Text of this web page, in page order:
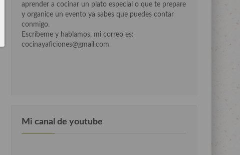
aprender a cocinar un plato especial o que te prepare
y organice un evento ya sabes que puedes contar
conmigo.
Escríbeme y hablamos, mi correo es:
cocinayaficiones@gmail.com
Mi canal de youtube